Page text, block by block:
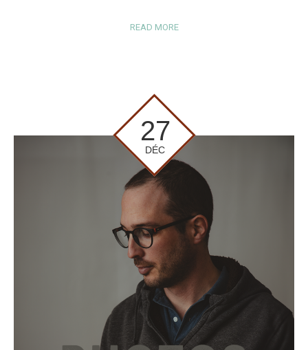
READ MORE
27
DÉC